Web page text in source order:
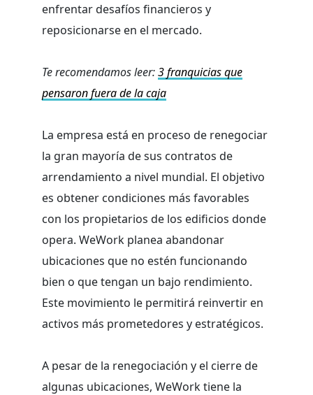
enfrentar desafíos financieros y
reposicionarse en el mercado.
Te recomendamos leer:3 franquicias que
pensaron fuera de la caja
La empresa está en proceso de renegociar
la gran mayoría de sus contratos de
arrendamiento a nivel mundial. El objetivo
es obtener condiciones más favorables
con los propietarios de los edificios donde
opera. WeWork planea abandonar
ubicaciones que no estén funcionando
bien o que tengan un bajo rendimiento.
Este movimiento le permitirá reinvertir en
activos más prometedores y estratégicos.
A pesar de la renegociación y el cierre de
algunas ubicaciones, WeWork tiene la